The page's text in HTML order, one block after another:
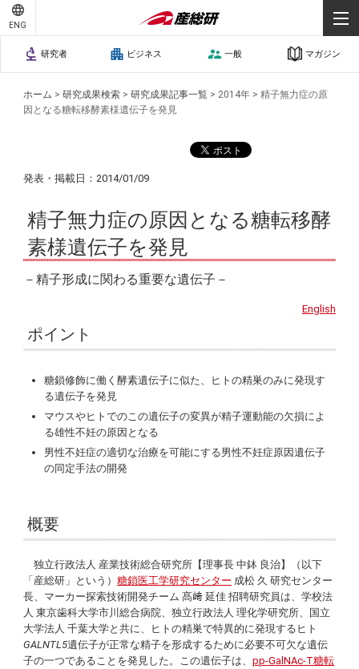
ENG
研究者 ビジネス 一般 マガジン
ホーム >研究成果検索 >研究成果記事一覧 > 2014年 >精子無力症の原
因となる糖転移酵素様遺伝子を発見
発表・掲載日：2014/01/09
精子無力症の原因となる糖転移酵
素様遺伝子を発見
－精子形成に関わる重要な遺伝子－
English
ポイント
糖鎖修飾に働く酵素遺伝子に似た、ヒトの精巣のみに発現す
る遺伝子を発見
マウスやヒトでのこの遺伝子の変異が精子運動能の欠損によ
る雄性不妊の原因となる
男性不妊症の適切な治療を可能にする男性不妊症原因遺伝子
の同定手法の開発
概要
独立行政法人 産業技術総合研究所【理事長 中鉢 良治】（以下
「産総研」という）糖鎖医工学研究センター 成松 久 研究センター
長、マーカー探索技術開発チーム 髙﨑 延佳 招聘研究員は、学校法
人 東京歯科大学市川総合病院、独立行政法人 理化学研究所、国立
大学法人 千葉大学と共に、ヒトの精巣で特異的に発現するヒト
GALNTL5遺伝子が正常な精子を形成するために必要不可欠な遺伝
子の一つであることを発見した。この遺伝子は、pp-GalNAc-T糖転